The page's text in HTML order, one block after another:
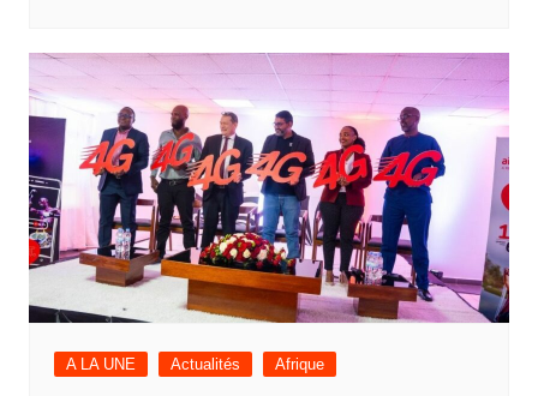
A LA UNE Actualités Afrique